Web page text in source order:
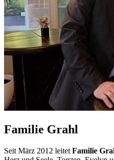
Familie Grahl
Seit März 2012 leitet Familie